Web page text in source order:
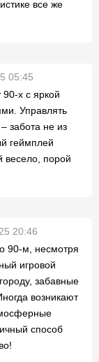
все же
05:45
х с яркой
Управлять
забота не из
геймплей
весело, порой
20:46
90-м, несмотря
игровой
забавные
возникают
способ